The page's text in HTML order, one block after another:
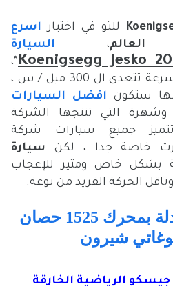
للتو في اختبار اسرع
، السيارة
Koenigsegg Jesko
"،
صاحبة الـ 1600 حصان وسرعة تتعدى ال 300 ميل / س ،
ستكون افضل السيارات
وشهرة التي تنتجها الشركة
تتميز جميع سيارات شركة
سيارة
بشكل خاص ومثير للإعجاب
الحركة الفريد من نوعة.
دودج تشارجر معدلة بمحرك 1525 حصان
شيرون
الرياضية الخارقة